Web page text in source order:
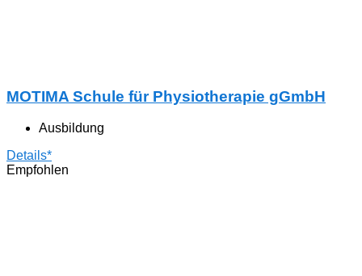
MOTIMA Schule für Physiotherapie gGmbH
Ausbildung
Details*
Empfohlen